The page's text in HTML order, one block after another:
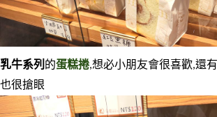
乳牛系列的蛋糕捲,想必小朋友會很喜歡,還有
也很搶眼